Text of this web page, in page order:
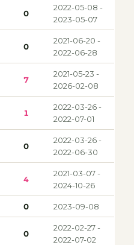
0
2022-05-08 -
2023-05-07
0
2021-06-20 -
2022-06-28
7
2021-05-23 -
2026-02-08
1
2022-03-26 -
2022-07-01
0
2022-03-26 -
2022-06-30
4
2021-03-07 -
2024-10-26
0 2023-09-08
0
2022-02-27 -
2022-07-02